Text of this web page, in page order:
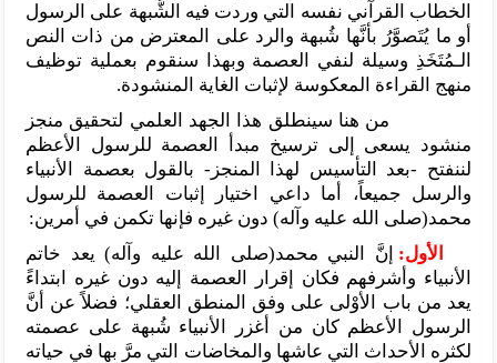
الخطاب القرآني نفسه التي وردت فيه الشُّبهة على الرسول
أو ما يُتَصوَّرُ بأنَّها شُبهة والرد على المعترض من ذات النص
الـمُتَخَذِ وسيلة لنفي العصمة وبهذا سنقوم بعملية توظيف
منهج القراءة المعكوسة لإثبات الغاية المنشودة.
من هنا سينطلق هذا الجهد العلمي لتحقيق منجز
منشود يسعى إلى ترسيخ مبدأ العصمة للرسول الأعظم
لننفتح -بعد التأسيس لهذا المنجز- بالقول بعصمة الأنبياء
والرسل جميعاً، أما داعي اختيار إثبات العصمة للرسول
محمد(صلى الله عليه وآله) دون غيره فإنها تكمن في أمرين:
الأول: إنَّ النبي محمد(صلى الله عليه وآله) يعد خاتم
الأنبياء وأشرفهم فكان إقرار العصمة إليه دون غيره ابتداءً
يعد من باب الأوْلى على وفق المنطق العقلي؛ فضلاً عن أنَّ
الرسول الأعظم كان من أغزر الأنبياء شُبهة على عصمته
لكثره الأحداث التي عاشها والمخاضات التي مرَّ بها في حياته